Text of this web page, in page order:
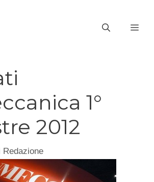
1°
2012
Redazione